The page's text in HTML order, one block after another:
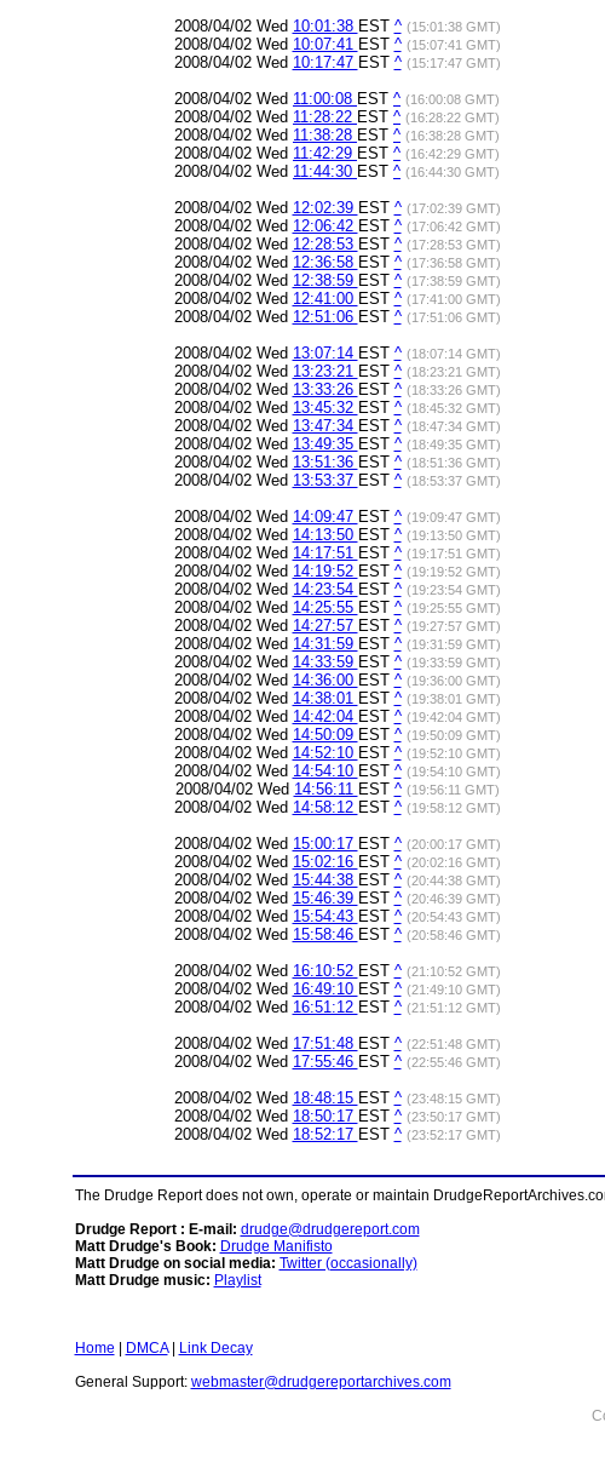
2008/04/02 Wed 10:01:38 EST ^ (15:01:38 GMT)
2008/04/02 Wed 10:07:41 EST ^ (15:07:41 GMT)
2008/04/02 Wed 10:17:47 EST ^ (15:17:47 GMT)
2008/04/02 Wed 11:00:08 EST ^ (16:00:08 GMT)
2008/04/02 Wed 11:28:22 EST ^ (16:28:22 GMT)
2008/04/02 Wed 11:38:28 EST ^ (16:38:28 GMT)
2008/04/02 Wed 11:42:29 EST ^ (16:42:29 GMT)
2008/04/02 Wed 11:44:30 EST ^ (16:44:30 GMT)
2008/04/02 Wed 12:02:39 EST ^ (17:02:39 GMT)
2008/04/02 Wed 12:06:42 EST ^ (17:06:42 GMT)
2008/04/02 Wed 12:28:53 EST ^ (17:28:53 GMT)
2008/04/02 Wed 12:36:58 EST ^ (17:36:58 GMT)
2008/04/02 Wed 12:38:59 EST ^ (17:38:59 GMT)
2008/04/02 Wed 12:41:00 EST ^ (17:41:00 GMT)
2008/04/02 Wed 12:51:06 EST ^ (17:51:06 GMT)
2008/04/02 Wed 13:07:14 EST ^ (18:07:14 GMT)
2008/04/02 Wed 13:23:21 EST ^ (18:23:21 GMT)
2008/04/02 Wed 13:33:26 EST ^ (18:33:26 GMT)
2008/04/02 Wed 13:45:32 EST ^ (18:45:32 GMT)
2008/04/02 Wed 13:47:34 EST ^ (18:47:34 GMT)
2008/04/02 Wed 13:49:35 EST ^ (18:49:35 GMT)
2008/04/02 Wed 13:51:36 EST ^ (18:51:36 GMT)
2008/04/02 Wed 13:53:37 EST ^ (18:53:37 GMT)
2008/04/02 Wed 14:09:47 EST ^ (19:09:47 GMT)
2008/04/02 Wed 14:13:50 EST ^ (19:13:50 GMT)
2008/04/02 Wed 14:17:51 EST ^ (19:17:51 GMT)
2008/04/02 Wed 14:19:52 EST ^ (19:19:52 GMT)
2008/04/02 Wed 14:23:54 EST ^ (19:23:54 GMT)
2008/04/02 Wed 14:25:55 EST ^ (19:25:55 GMT)
2008/04/02 Wed 14:27:57 EST ^ (19:27:57 GMT)
2008/04/02 Wed 14:31:59 EST ^ (19:31:59 GMT)
2008/04/02 Wed 14:33:59 EST ^ (19:33:59 GMT)
2008/04/02 Wed 14:36:00 EST ^ (19:36:00 GMT)
2008/04/02 Wed 14:38:01 EST ^ (19:38:01 GMT)
2008/04/02 Wed 14:42:04 EST ^ (19:42:04 GMT)
2008/04/02 Wed 14:50:09 EST ^ (19:50:09 GMT)
2008/04/02 Wed 14:52:10 EST ^ (19:52:10 GMT)
2008/04/02 Wed 14:54:10 EST ^ (19:54:10 GMT)
2008/04/02 Wed 14:56:11 EST ^ (19:56:11 GMT)
2008/04/02 Wed 14:58:12 EST ^ (19:58:12 GMT)
2008/04/02 Wed 15:00:17 EST ^ (20:00:17 GMT)
2008/04/02 Wed 15:02:16 EST ^ (20:02:16 GMT)
2008/04/02 Wed 15:44:38 EST ^ (20:44:38 GMT)
2008/04/02 Wed 15:46:39 EST ^ (20:46:39 GMT)
2008/04/02 Wed 15:54:43 EST ^ (20:54:43 GMT)
2008/04/02 Wed 15:58:46 EST ^ (20:58:46 GMT)
2008/04/02 Wed 16:10:52 EST ^ (21:10:52 GMT)
2008/04/02 Wed 16:49:10 EST ^ (21:49:10 GMT)
2008/04/02 Wed 16:51:12 EST ^ (21:51:12 GMT)
2008/04/02 Wed 17:51:48 EST ^ (22:51:48 GMT)
2008/04/02 Wed 17:55:46 EST ^ (22:55:46 GMT)
2008/04/02 Wed 18:48:15 EST ^ (23:48:15 GMT)
2008/04/02 Wed 18:50:17 EST ^ (23:50:17 GMT)
2008/04/02 Wed 18:52:17 EST ^ (23:52:17 GMT)
The Drudge Report does not own, operate or maintain
Drudge Report : E-mail: drudge@drudgereport.com
Matt Drudge's Book: Drudge Manifisto
Matt Drudge on social media: Twitter (occasionally)
Matt Drudge music: Playlist
Home DMCA|
Link Decay
General Support: webmaster@drudgereportarchives.com